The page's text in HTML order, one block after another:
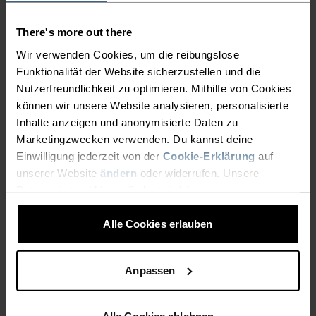
There's more out there
Wir verwenden Cookies, um die reibungslose
Funktionalität der Website sicherzustellen und die
Nutzerfreundlichkeit zu optimieren. Mithilfe von Cookies
können wir unsere Website analysieren, personalisierte
Inhalte anzeigen und anonymisierte Daten zu
Marketingzwecken verwenden. Du kannst deine
Einwilligung jederzeit von der Cookie-Erklärung auf
unserer Website ändern oder widerrufen. Unsere
Alle Cookies erlauben
Anpassen
% % % %
Seamless Low - Padded
Sport BH
CHF 39.95CHF 50.00
% % % %
Seamless Medium - Padded
Sport BH
CHF 47.95CHF 60.00
-30%
Warm
Berra Mid Layer Full-Zip
CHF 110.00
-30%
X-Alp Trail Lauf-T-Shirt
CHF 55.95CHF 80.00
-30%
% % % %
-30%
% % % % %